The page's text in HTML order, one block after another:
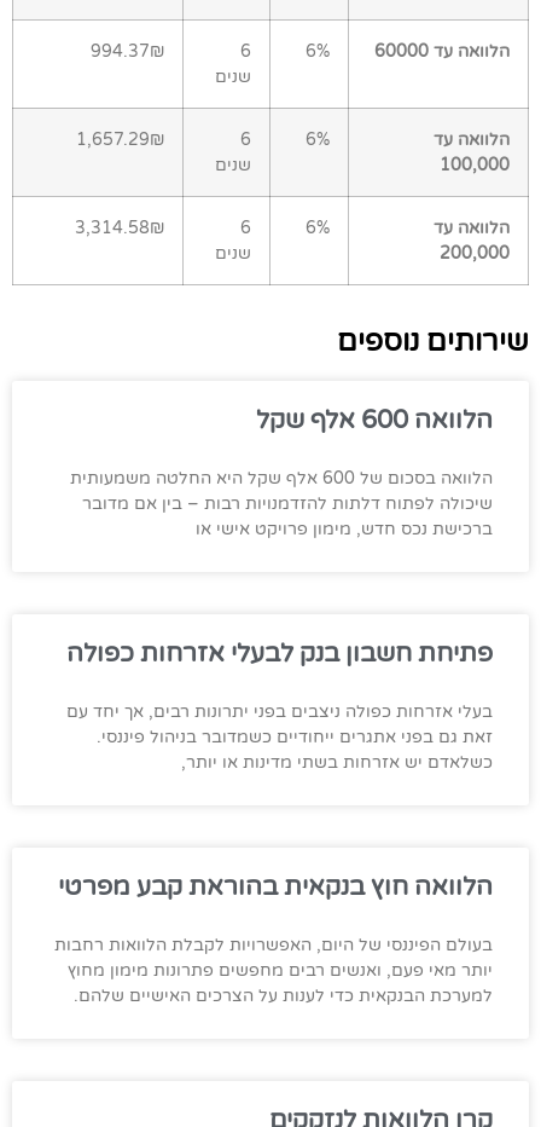
הלוואה עד 60000 6%
6
שנים
994.37₪
הלוואה עד
100,000
6%
6
שנים
1,657.29₪
הלוואה עד
200,000
6%
6
שנים
3,314.58₪
שירותים נוספים
הלוואה 600 אלף שקל
הלוואה בסכום של 600 אלף שקל היא החלטה משמעותית
שיכולה לפתוח דלתות להזדמנויות רבות – בין אם מדובר
ברכישת נכס חדש, מימון פרויקט אישי או
פתיחת חשבון בנק לבעלי אזרחות כפולה
בעלי אזרחות כפולה ניצבים בפני יתרונות רבים, אך יחד עם
זאת גם בפני אתגרים ייחודיים כשמדובר בניהול פיננסי.
כשלאדם יש אזרחות בשתי מדינות או יותר,
הלוואה חוץ בנקאית בהוראת קבע מפרטי
בעולם הפיננסי של היום, האפשרויות לקבלת הלוואות רחבות
יותר מאי פעם, ואנשים רבים מחפשים פתרונות מימון מחוץ
למערכת הבנקאית כדי לענות על הצרכים האישיים שלהם.
קרן הלוואות לנזקקים